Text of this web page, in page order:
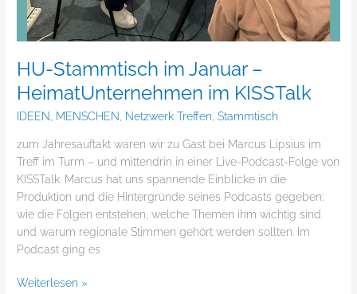
HU-Stammtisch im Januar –
HeimatUnternehmen im KISSTalk
IDEEN MENSCHEN Netzwerk Treffen ,Stammtisch
zum Jahresauftakt waren wir zu Gast bei Marcus Lipsius im
Treff im Turm – und mittendrin in einer Live-Podcast-Folge von
KISSTalk. Marcus hat uns spannende Einblicke in die
Produktion und die Hintergründe seines Podcasts gegeben:
wie die Folgen entstehen, welche Themen ihm wichtig sind
und warum regionale Stimmen gehört werden sollten. Im
Podcast ging es
Weiterlesen »